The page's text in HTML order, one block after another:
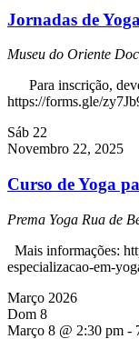
Jornadas de
Museu do Oriente
Para inscrição,
https://forms.gle/
Sáb 22
Novembro 22, 2025
Curso de Yoga
Prema Yoga Rua de
Mais informações:
especializacao-em-
Março 2026
Dom 8
Março 8 @ 2:30 pm -